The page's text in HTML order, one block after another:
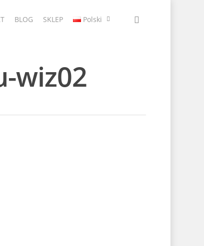
BLOG SKLEP Polski
wiz02